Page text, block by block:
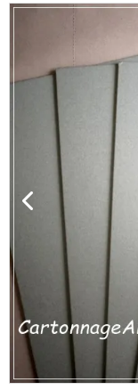
ACCOUNT MENU
ようこそ ゲスト 様
ログイン
生地類
カルトナージュ
金具・パーツ類
フルキット
Jolipapier
デコレーション材料